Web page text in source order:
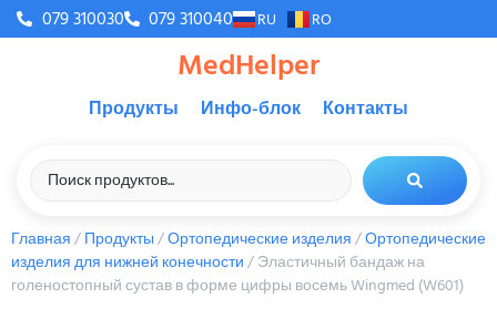
079 310030 079 310040 RU RO
MedHelper
Продукты Инфо-блок Контакты
Главная/Продукты/Ортопедические изделия/Ортопедические
изделия для нижней конечности/ Эластичный бандаж на
голеностопный сустав в форме цифры восемь Wingmed (W601)